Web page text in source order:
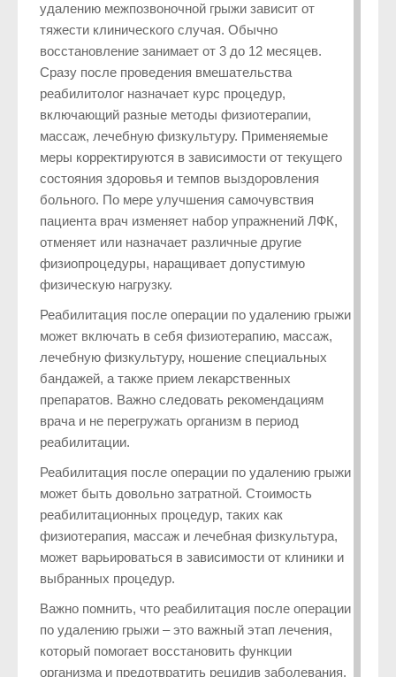
удалению межпозвоночной грыжи зависит от
тяжести клинического случая. Обычно
восстановление занимает от 3 до 12 месяцев.
Сразу после проведения вмешательства
реабилитолог назначает курс процедур,
включающий разные методы физиотерапии,
массаж, лечебную физкультуру. Применяемые
меры корректируются в зависимости от текущего
состояния здоровья и темпов выздоровления
больного. По мере улучшения самочувствия
пациента врач изменяет набор упражнений ЛФК,
отменяет или назначает различные другие
физиопроцедуры, наращивает допустимую
физическую нагрузку.
Реабилитация после операции по удалению грыжи
может включать в себя физиотерапию, массаж,
лечебную физкультуру, ношение специальных
бандажей, а также прием лекарственных
препаратов. Важно следовать рекомендациям
врача и не перегружать организм в период
реабилитации.
Реабилитация после операции по удалению грыжи
может быть довольно затратной. Стоимость
реабилитационных процедур, таких как
физиотерапия, массаж и лечебная физкультура,
может варьироваться в зависимости от клиники и
выбранных процедур.
Важно помнить, что реабилитация после операции
по удалению грыжи – это важный этап лечения,
который помогает восстановить функции
организма и предотвратить рецидив заболевания.